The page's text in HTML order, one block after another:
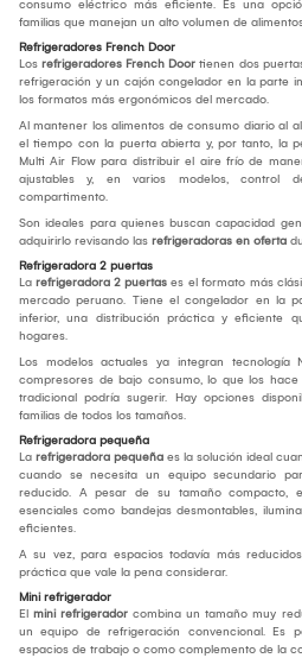
consumo eléctrico más eficiente. Es una
familias que manejan un alto volumen de
Refrigeradores French Door
Los refrigeradores French Door tienen dos
refrigeración y un cajón congelador en la parte
los formatos más ergonómicos del mercado.
Al mantener los alimentos de consumo diario al
el tiempo con la puerta abierta y, por tanto, la
Multi Air Flow para distribuir el aire frío de
ajustables y, en varios modelos, control
compartimento.
Son ideales para quienes buscan capacidad
adquirirlo revisando las refrigeradoras en oferta
Refrigeradora 2 puertas
La refrigeradora 2 puertas es el formato más
mercado peruano. Tiene el congelador en la
inferior, una distribución práctica y eficiente
hogares.
Los modelos actuales ya integran tecnología
compresores de bajo consumo, lo que los
tradicional podría sugerir. Hay opciones
familias de todos los tamaños.
Refrigeradora pequeña
La refrigeradora pequeña es la solución ideal
cuando se necesita un equipo secundario
reducido. A pesar de su tamaño compacto,
esenciales como bandejas desmontables,
eficientes.
A su vez, para espacios todavía más
práctica que vale la pena considerar.
Mini refrigerador
El mini refrigerador combina un tamaño muy
un equipo de refrigeración convencional. Es
espacios de trabajo o como complemento de la